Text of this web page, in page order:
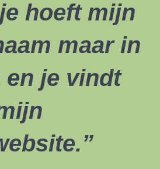
hoeft mijn
maar in
en je vindt